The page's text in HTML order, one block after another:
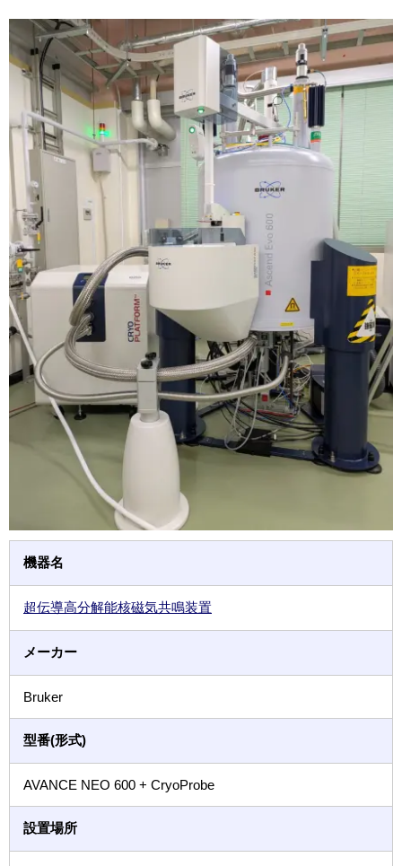
機器名
超伝導高分解能核磁気共鳴装置
メーカー
Bruker
型番(形式)
AVANCE NEO 600 + CryoProbe
設置場所